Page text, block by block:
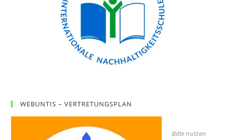
WEBUNTIS – VERTRETUNGSPLAN
Bitte nutzen